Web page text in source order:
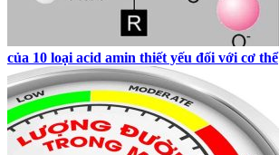
của 10 loại acid amin thiết yếu đối với cơ thể